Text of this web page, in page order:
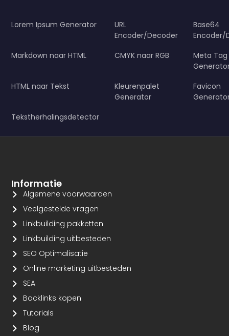
Lorem Ipsum Generator
URL
Encoder/Decoder
Base64
Encoder/
Markdown naar HTML
CMYK naar RGB
Meta Tag
HTML naar Tekst
Kleurenpalet
Generator
Favicon
Tekstherhalingsdetector
Informatie
Algemene voorwaarden
Veelgestelde vragen
Linkbuilding pakketten
Linkbuilding uitbesteden
SEO Optimalisatie
Online marketing uitbesteden
SEA
Backlinks kopen
Tutorials
Blog